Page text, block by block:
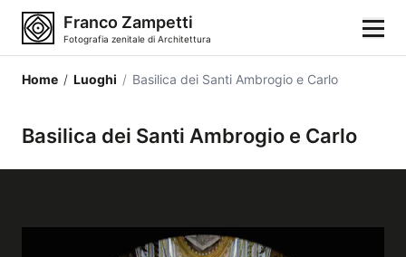
Franco Zampetti
Fotografia zenitale di Architettura
Luoghi
Home / Luoghi / Basilica dei Santi Ambrogio e Carlo
Basilica dei Santi Ambrogio e Carlo